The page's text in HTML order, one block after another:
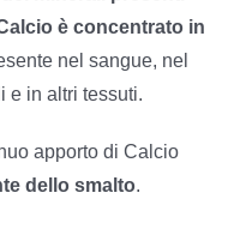
è concentrato in
nel sangue, nel
e in altri tessuti.
apporto di Calcio
dello smalto.